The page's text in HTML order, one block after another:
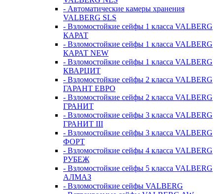
- Автоматические камеры хранения
VALBERG SLS
- Взломостойкие сейфы 1 класса VALBERG
КАРАТ
- Взломостойкие сейфы 1 класса VALBERG
КАРАТ NEW
- Взломостойкие сейфы 1 класса VALBERG
КВАРЦИТ
- Взломостойкие сейфы 2 класса VALBERG
ГАРАНТ ЕВРО
- Взломостойкие сейфы 2 класса VALBERG
ГРАНИТ
- Взломостойкие сейфы 3 класса VALBERG
ГРАНИТ III
- Взломостойкие сейфы 3 класса VALBERG
ФОРТ
- Взломостойкие сейфы 4 класса VALBERG
РУБЕЖ
- Взломостойкие сейфы 5 класса VALBERG
АЛМАЗ
- Взломостойкие сейфы VALBERG